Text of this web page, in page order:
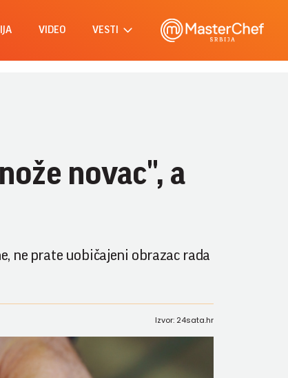
VIDEO VESTI
novac", a
ne prate uobičajeni obrazac rada
Izvor: 24sata.hr